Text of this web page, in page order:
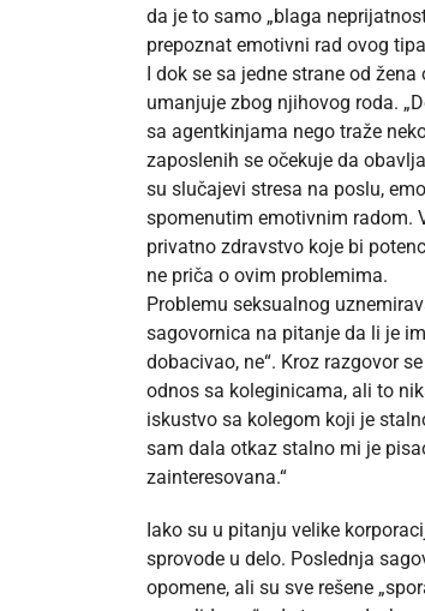
da je to samo „blaga
prepoznat emotivni rad ovog
I dok se sa jedne strane od
umanjuje zbog njihovog roda.
sa agentkinjama nego traže
zaposlenih se očekuje da
su slučajevi stresa na poslu,
spomenutim emotivnim radom.
privatno zdravstvo koje bi
ne priča o ovim problemima.
Problemu seksualnog
sagovornica na pitanje da li je
dobacivao, ne“. Kroz razgovor
odnos sa koleginicama, ali to
iskustvo sa kolegom koji je
sam dala otkaz stalno mi je
zainteresovana.“
Iako su u pitanju velike
sprovode u delo. Poslednja
opomene, ali su sve rešene